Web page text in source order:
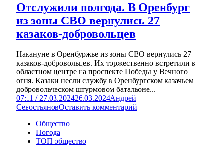
Отслужили полгода. В Оренбург
из зоны СВО вернулись 27
казаков-добровольцев
Накануне в Оренбуржье из зоны СВО вернулись 27
казаков-добровольцев. Их торжественно встретили в
областном центре на проспекте Победы у Вечного
огня. Казаки несли службу в Оренбургском казачьем
добровольческом штурмовом батальоне...
07:11 / 27.03.202426.03.2024Андрей
СевостьяновОставить комментарий
Общество
Погода
ТОП общество